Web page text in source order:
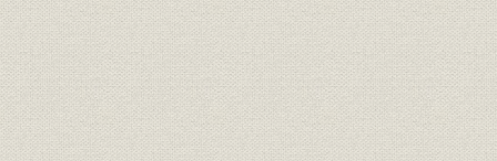
経営 三井鉱山会社創立趣意書 明治二四年
経営 三井鉱山合資会社創立手続 明治二五年
定款 有限責任三井鉱山合資会社定款 明治二五